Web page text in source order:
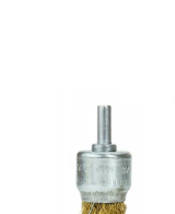
hvězdiček.